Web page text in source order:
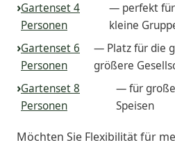
Gartenset 4
Personen
— perfekt
kleine
Gartenset 6
Personen
— Platz für die
größere
Gartenset 8
Personen
— für
Speisen
Möchten Sie Flexibilität für